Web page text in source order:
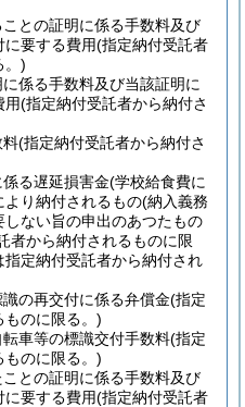
との証明に係る手数料及び
要する費用(指定納付受託者
。)
係る手数料及び当該証明に
用(指定納付受託者から納付さ
料(指定納付受託者から納付さ
る遅延損害金(学校給食費に
より納付されるもの(納入義務
ない旨の申出のあつたもの
者から納付されるものに限
指定納付受託者から納付され
の再交付に係る弁償金(指定
ものに限る。)
車等の標識交付手数料(指定
ものに限る。)
との証明に係る手数料及び
要する費用(指定納付受託者